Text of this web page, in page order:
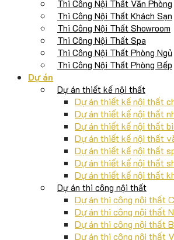
Thi Công Nội Thất Văn Phòng
Thi Công Nội Thất Khách Sạn
Thi Công Nội Thất Showroom
Thi Công Nội Thất Spa
Thi Công Nội Thất Phòng Ngủ
Thi Công Nội Thất Phòng Bếp
Dự án
Dự án thiết kế nội thất
Dự án thiết kế nội thất
Dự án thiết kế nội thất
Dự án thiết kế nội thất
Dự án thiết kế nội thất
Dự án thiết kế nội thất
Dự án thiết kế nội thất
Dự án thiết kế nội thất
Dự án thi công nội thất
Dự án thi công nội thất
Dự án thi công nội thất
Dự án thi công nội thất
Dự án thi công nội thất